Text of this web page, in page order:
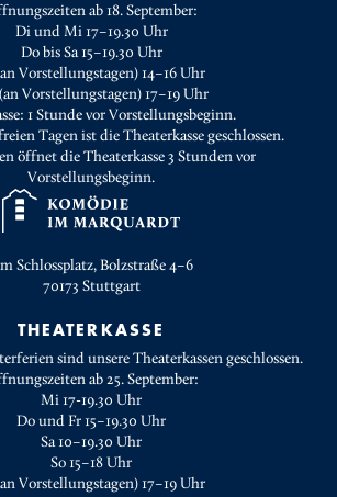
ab 18. September:
Di und Mi 17–19.30 Uhr
Do bis Sa 15–19.30 Uhr
Vorstellungstagen) 14–16 Uhr
Vorstellungstagen) 17–19 Uhr
1 Stunde vor Vorstellungsbeginn.
Tagen ist die Theaterkasse geschlossen.
öffnet die Theaterkasse 3 Stunden vor
Vorstellungsbeginn.
Schlossplatz, Bolzstraße 4–6
70173 Stuttgart
THEATERKASSE
sind unsere Theaterkassen geschlossen.
ab 25. September:
Mi 17-19.30 Uhr
Do und Fr 15–19.30 Uhr
Sa 10–19.30 Uhr
So 15–18 Uhr
Vorstellungstagen) 17–19 Uhr